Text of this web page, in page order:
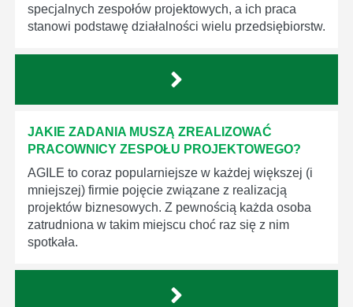
specjalnych zespołów projektowych, a ich praca
stanowi podstawę działalności wielu przedsiębiorstw.
JAKIE ZADANIA MUSZĄ ZREALIZOWAĆ
PRACOWNICY ZESPOŁU PROJEKTOWEGO?
AGILE to coraz popularniejsze w każdej większej (i
mniejszej) firmie pojęcie związane z realizacją
projektów biznesowych. Z pewnością każda osoba
zatrudniona w takim miejscu choć raz się z nim
spotkała.